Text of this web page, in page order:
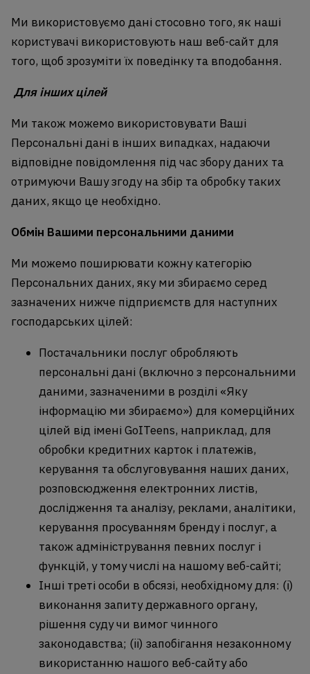
Ми використовуємо дані стосовно того, як наші
користувачі використовують наш веб-сайт для
того, щоб зрозуміти їх поведінку та вподобання.
Для інших цілей
Ми також можемо використовувати Ваші
Персональні дані в інших випадках, надаючи
відповідне повідомлення під час збору даних та
отримуючи Вашу згоду на збір та обробку таких
даних, якщо це необхідно.
Обмін Вашими персональними даними
Ми можемо поширювати кожну категорію
Персональних даних, яку ми збираємо серед
зазначених нижче підприємств для наступних
господарських цілей:
Постачальники послуг обробляють
персональні дані (включно з персональними
даними, зазначеними в розділі «Яку
інформацію ми збираємо») для комерційних
цілей від імені GoITeens, наприклад, для
обробки кредитних карток і платежів,
керування та обслуговування наших даних,
розповсюдження електронних листів,
дослідження та аналізу, реклами, аналітики,
керування просуванням бренду і послуг, а
також адміністрування певних послуг і
функцій, у тому числі на нашому веб-сайті;
Інші треті особи в обсязі, необхідному для: (i)
виконання запиту державного органу,
рішення суду чи вимог чинного
законодавства; (ii) запобігання незаконному
використанню нашого веб-сайту або